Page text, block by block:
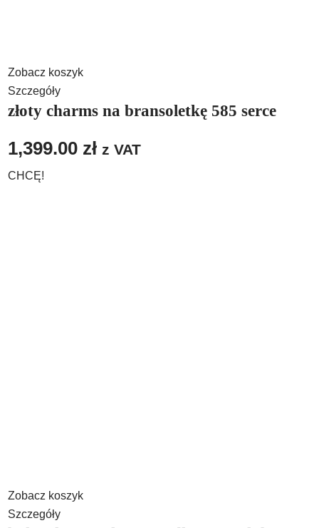
Zobacz koszyk
Szczegóły
złoty charms na bransoletkę 585 serce
1,399.00 zł z VAT
CHCĘ!
Zobacz koszyk
Szczegóły